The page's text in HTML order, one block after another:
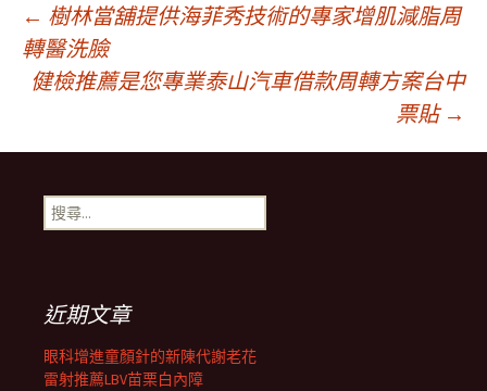
文
章
導
航
列
← 樹林當舖提供海菲秀技術的專家增肌減脂周
轉醫洗臉
健檢推薦是您專業泰山汽車借款周轉方案台中
票貼 →
搜
尋
近期文章
眼科增進童顏針的新陳代謝老花
雷射推薦LBV苗栗白內障